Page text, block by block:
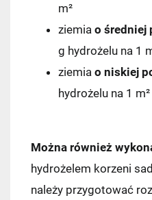
m²
ziemia o średniej
g hydrożelu na 1
ziemia o niskiej
hydrożelu na 1 m²
Można również
hydrożelem korzeni
należy przygotować